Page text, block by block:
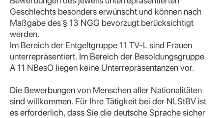
Geschlechts besonders erwünscht und können nach
Maßgabe des § 13 NGG bevorzugt berücksichtigt
werden.
Im Bereich der Entgeltgruppe 11 TV-L sind Frauen
unterrepräsentiert. Im Bereich der Besoldungsgruppe
A 11 NBesO liegen keine Unterrepräsentanzen vor.
Die Bewerbungen von Menschen aller Nationalitäten
sind willkommen. Für Ihre Tätigkeit bei der NLStBV ist
es erforderlich, dass Sie die deutsche Sprache sicher